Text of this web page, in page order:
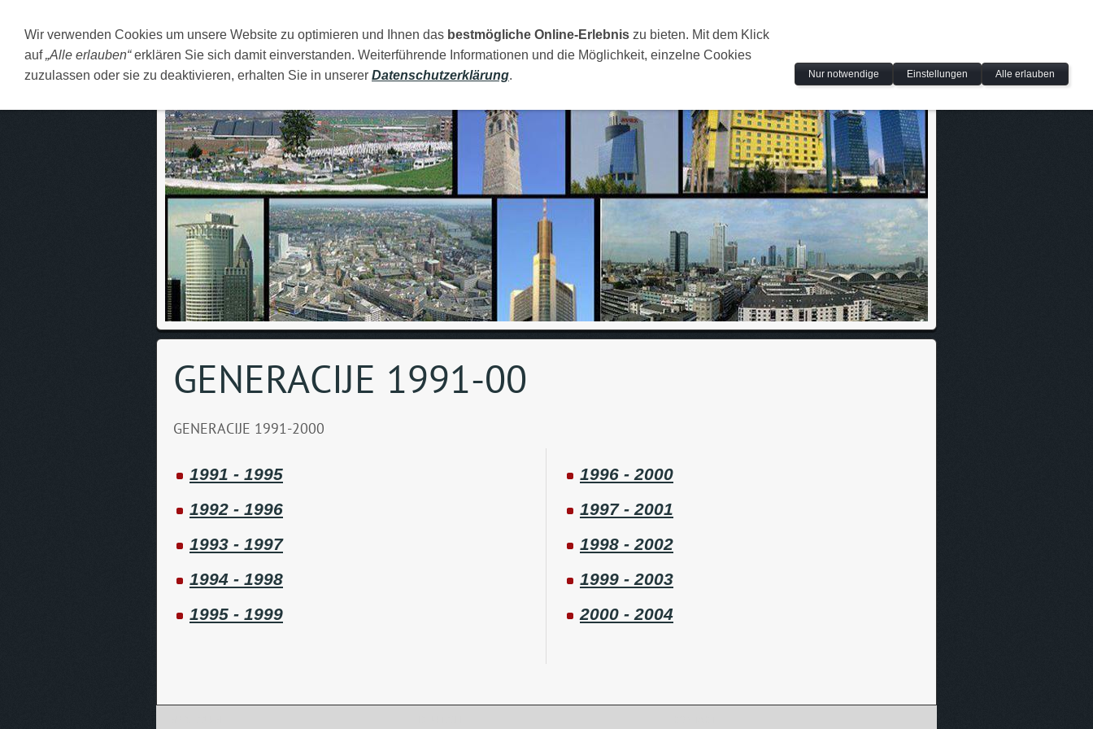
DEUTSCH O MENI FAMILIJA MOJI GRADOVI RAJA FOTOS LINKOVI
GENERACIJE 1991-00
GENERACIJE 1991-2000
1991 - 1995
1992 - 1996
1993 - 1997
1994 - 1998
1995 - 1999
1996 - 2000
1997 - 2001
1998 - 2002
1999 - 2003
2000 - 2004
Wir verwenden Cookies um unsere Website zu optimieren und Ihnen das bestmögliche Online-Erlebnis zu bieten. Mit dem Klick
auf„Alle erlauben“erklären Sie sich damit einverstanden. Weiterführende Informationen und die Möglichkeit, einzelne Cookies
zuzulassen oder sie zu deaktivieren, erhalten Sie in unserer Datenschutzerklärung. Nur notwendige Einstellungen Alle erlauben